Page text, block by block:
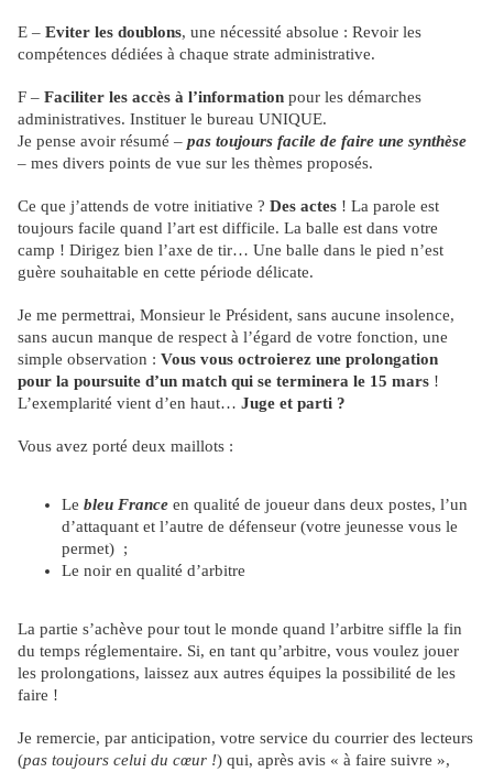
E – Eviter les doublons, une nécessité absolue : Revoir les
compétences dédiées à chaque strate administrative.
F – Faciliter les accès à l’information pour les démarches
administratives. Instituer le bureau UNIQUE.
Je pense avoir résumé – pas toujours facile de faire une synthèse
– mes divers points de vue sur les thèmes proposés.
Ce que j’attends de votre initiative ? Des actes ! La parole est
toujours facile quand l’art est difficile. La balle est dans votre
camp ! Dirigez bien l’axe de tir… Une balle dans le pied n’est
guère souhaitable en cette période délicate.
Je me permettrai, Monsieur le Président, sans aucune insolence,
sans aucun manque de respect à l’égard de votre fonction, une
simple observation : Vous vous octroierez une prolongation
pour la poursuite d’un match qui se terminera le 15 mars !
L’exemplarité vient d’en haut… Juge et parti ?
Vous avez porté deux maillots :
Le bleu France en qualité de joueur dans deux postes, l’un
d’attaquant et l’autre de défenseur (votre jeunesse vous le
permet) ;
Le noir en qualité d’arbitre
La partie s’achève pour tout le monde quand l’arbitre siffle la fin
du temps réglementaire. Si, en tant qu’arbitre, vous voulez jouer
les prolongations, laissez aux autres équipes la possibilité de les
faire !
Je remercie, par anticipation, votre service du courrier des lecteurs
(pas toujours celui du cœur !) qui, après avis « à faire suivre »,